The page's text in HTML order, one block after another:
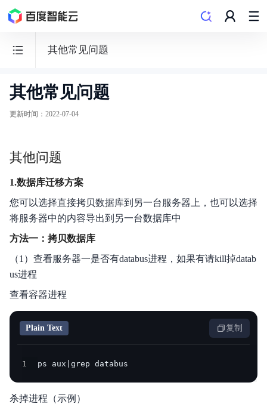
其他常见问题
人
脸
购买指南
API文档
人脸实名认证方案
人脸离线识别SDK
其他常见问题
更新时间 ： 2022-07-04
其他问题
1.数据库迁移方案
您可以选择直接拷贝数据库到另一台服务器上，也可以选择
将服务器中的内容导出到另一台数据库中
方法一：拷贝数据库
（1）查看服务器一是否有databus进程，如果有请kill掉datab
us进程
查看容器进程
Plain Text 复制
1 ps aux|grep databus
杀掉进程（示例）